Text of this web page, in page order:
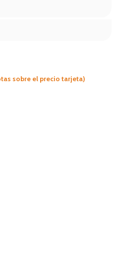
sobre el precio tarjeta)